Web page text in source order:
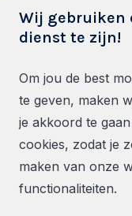
Powered by
Industrieweg 19
5753 PB
0900 - 12345 46
Wij gebruiken
dienst te zijn!
Om jou de best
te geven, maken
je akkoord te
cookies, zodat je
maken van onze
functionaliteiten.